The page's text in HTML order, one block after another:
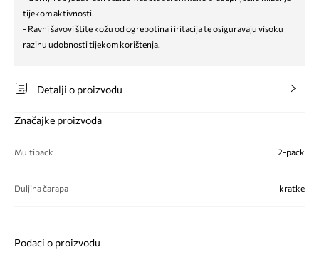
tijekom aktivnosti.
- Ravni šavovi štite kožu od ogrebotina i iritacija te osiguravaju visoku
razinu udobnosti tijekom korištenja.
Detalji o proizvodu
Značajke proizvoda
Multipack 2-pack
Duljina čarapa kratke
Podaci o proizvodu